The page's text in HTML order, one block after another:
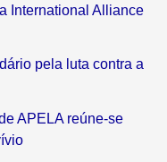
International Alliance
pela luta contra a
APELA reúne-se